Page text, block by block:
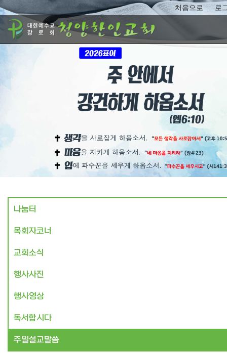
처음으로 로
나눔터
목회자코너
교회소식
행사사진
행사영상
독서합시다
주일설교말씀